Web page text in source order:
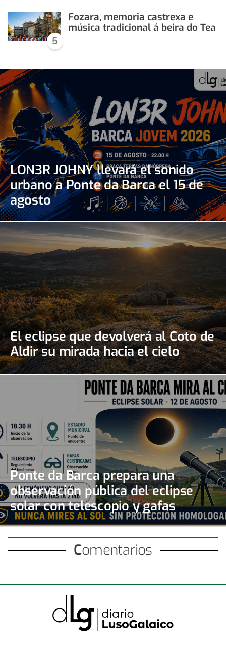
5
Fozara, memoria castrexa e
música tradicional á beira do Tea
LON3R JOHNY llevará el sonido
urbano a Ponte da Barca el 15 de
agosto
El eclipse que devolverá al Coto de
Aldir su mirada hacia el cielo
Ponte da Barca prepara una
observación pública del eclipse
solar con telescopio y gafas
certificadas
Comentarios